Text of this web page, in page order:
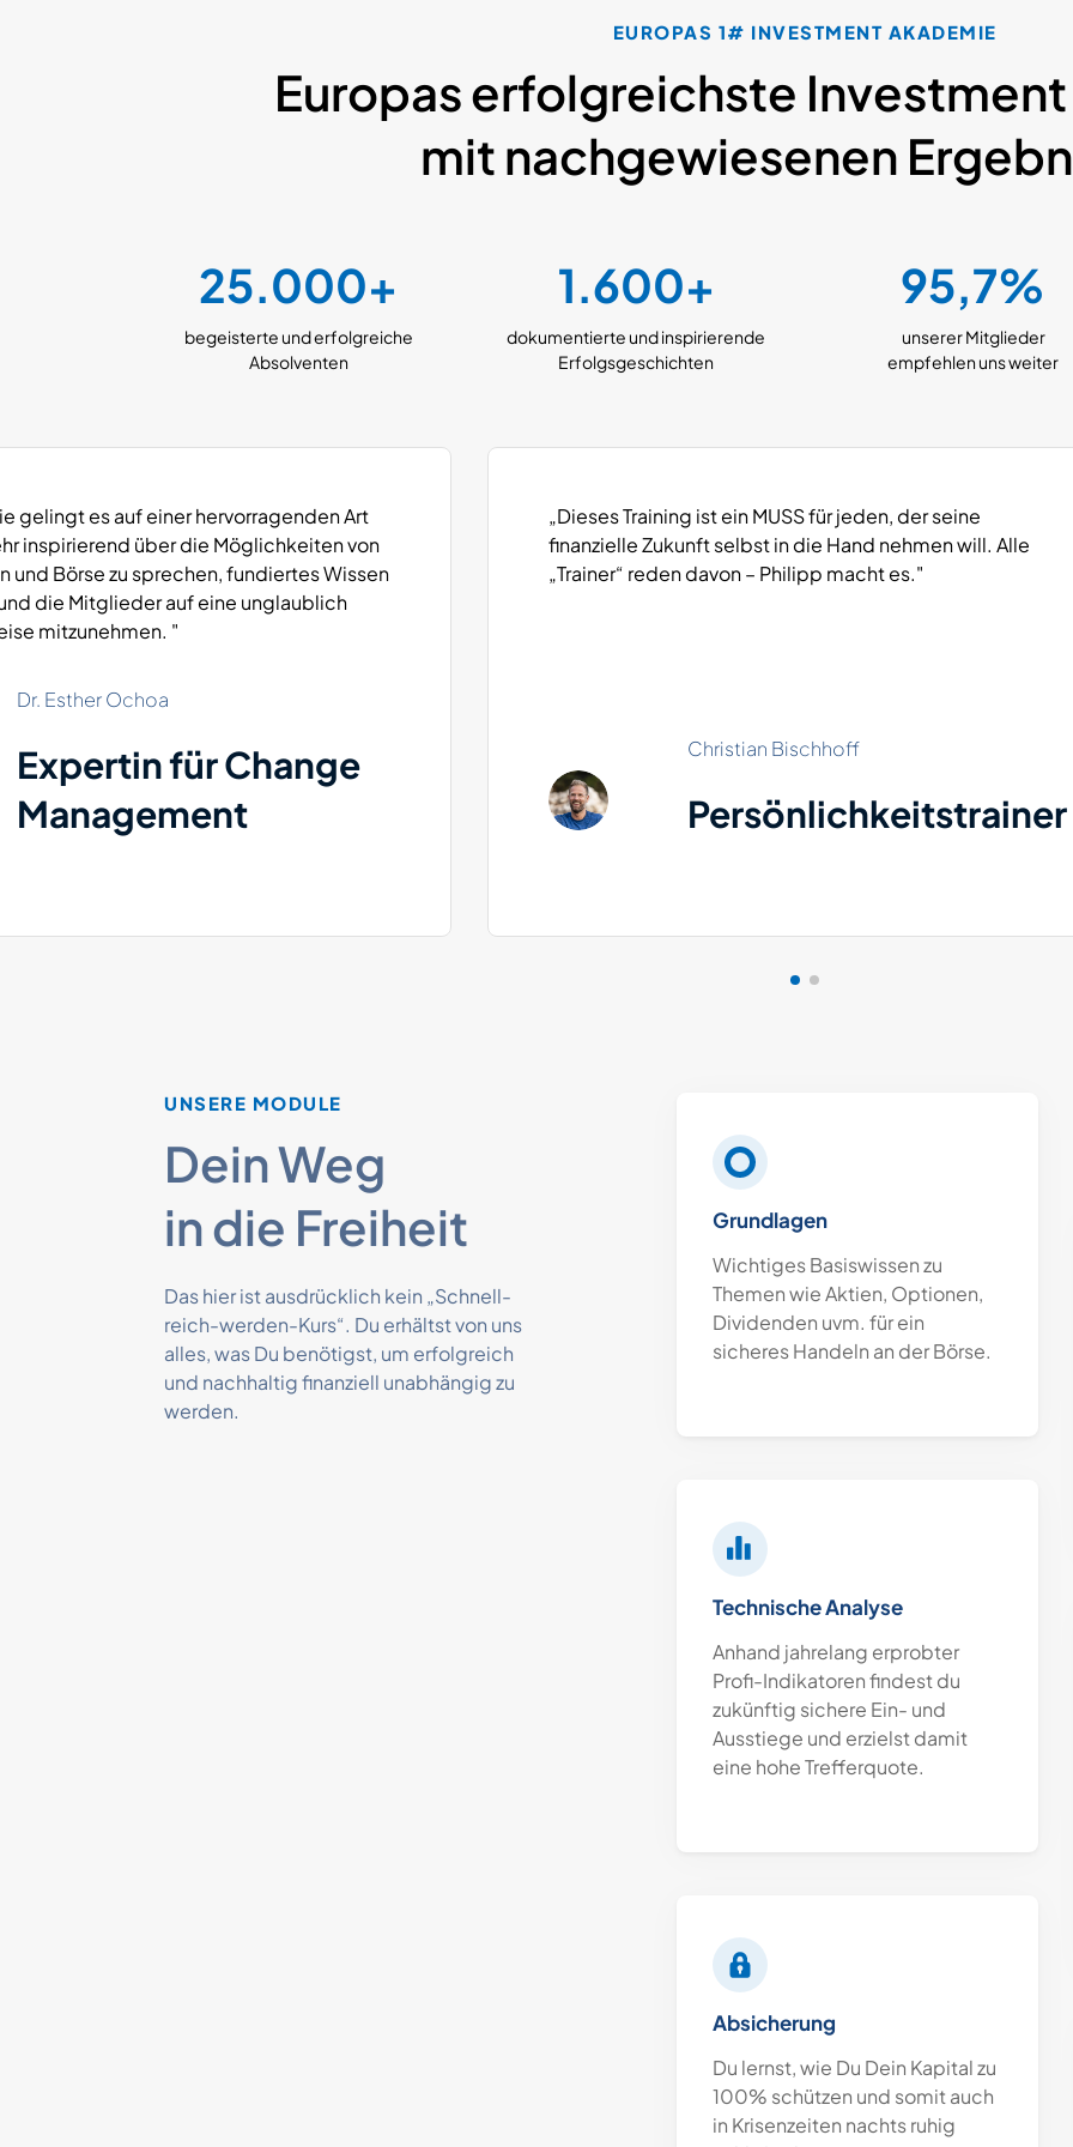
EUROPAS 1# INVESTMENT AKADEMIE
Europas erfolgreichste
mit nachgewiesenen
25.000+
begeisterte underfolgreiche
Absolventen
1.600+
dokumentierte und inspirierende
Erfolgsgeschichten
95,7%
unserer Mitglieder
empfehlen uns weiter
gelingt es auf einer hervorragenden Art
inspirierend über die Möglichkeiten von
und Börse zu sprechen, fundiertes Wissen
die Mitglieder auf eine unglaublich
mitzunehmen. "
Dr. Esther Ochoa
Expertin für Change
Management
„Dieses Training ist ein MUSS für jeden, der seine
finanzielle Zukunft selbst in die Hand nehmen will. Alle
„Trainer“ reden davon – Philipp macht es."
Christian Bischhoff
Persönlichkeitstrainer
UNSERE MODULE
Dein Weg
in die Freiheit
Das hier ist ausdrücklich kein „Schnell-
reich-werden-Kurs“. Du erhältst von uns
alles, was Du benötigst, um erfolgreich
und nachhaltig finanziell unabhängig zu
werden.
Grundlagen
Wichtiges Basiswissen zu
Themen wie Aktien, Optionen,
Dividenden uvm. für ein
sicheres Handeln an der Börse.
Technische Analyse
Anhand jahrelang erprobter
Profi-Indikatoren findest du
zukünftig sichere Ein- und
Ausstiege und erzielst damit
eine hohe Trefferquote.
Absicherung
Du lernst, wie Du Dein Kapital zu
100% schützen und somit auch
in Krisenzeiten nachts ruhig